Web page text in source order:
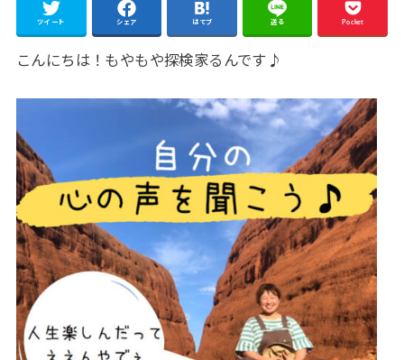
ツイート シェア はてブ 送る Pocket
こんにちは！もやもや探検家るんです♪